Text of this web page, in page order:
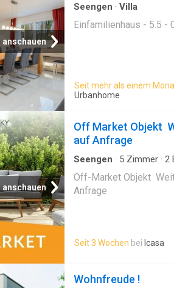
anschauen
Seengen · Villa
Einfamilienhaus - 5.5 -
Seit mehr als einem
Urbanhome
anschauen
Off Market Objekt 
auf Anfrage
Seengen · 5 Zimmer · 2
Off-Market Objekt 
Anfrage
Seit 3 Wochen bei Icasa
Wohnfreude !